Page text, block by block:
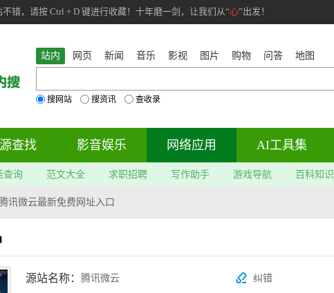
错，请按 Ctrl + D 键进行收藏！十年磨一剑，让我们从“心”出发！
站内 网页 新闻 音乐 影视 图片 购物 问答 地图
搜网站 搜资讯 查收录
查找 影音娱乐 网络应用 AI工具集
查询 范文大全 求职招聘 写作助手 游戏导航 百科知识
讯微云最新免费网址入口
源站名称： 腾讯微云 纠错